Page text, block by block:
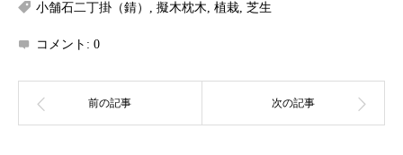
小舗石二丁掛（錆） , 擬木枕木, 植栽, 芝生
コメント: 0